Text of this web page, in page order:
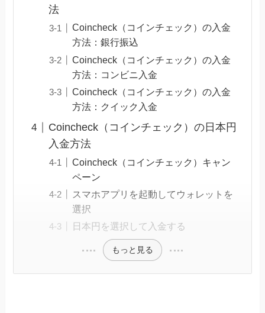
法
Coincheck（コインチェック）の入金
方法：銀行振込
Coincheck（コインチェック）の入金
方法：コンビニ入金
Coincheck（コインチェック）の入金
方法：クイック入金
Coincheck（コインチェック）の日本円
入金方法
Coincheck（コインチェック）キャン
ペーン
スマホアプリを起動してウォレットを
選択
日本円を選択して入金する
もっと見る